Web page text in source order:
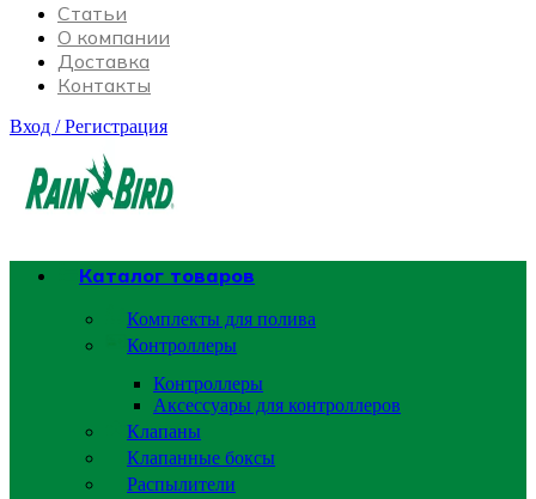
Статьи
О компании
Доставка
Контакты
Вход / Регистрация
Каталог товаров
Комплекты для полива
Контроллеры
Контроллеры
Аксессуары для контроллеров
Клапаны
Клапанные боксы
Распылители